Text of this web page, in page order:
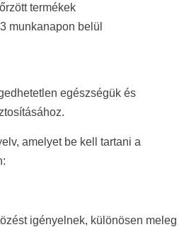
termékek
munkanapon belül
egészségük és
amelyet be kell tartani a
igényelnek, különösen meleg